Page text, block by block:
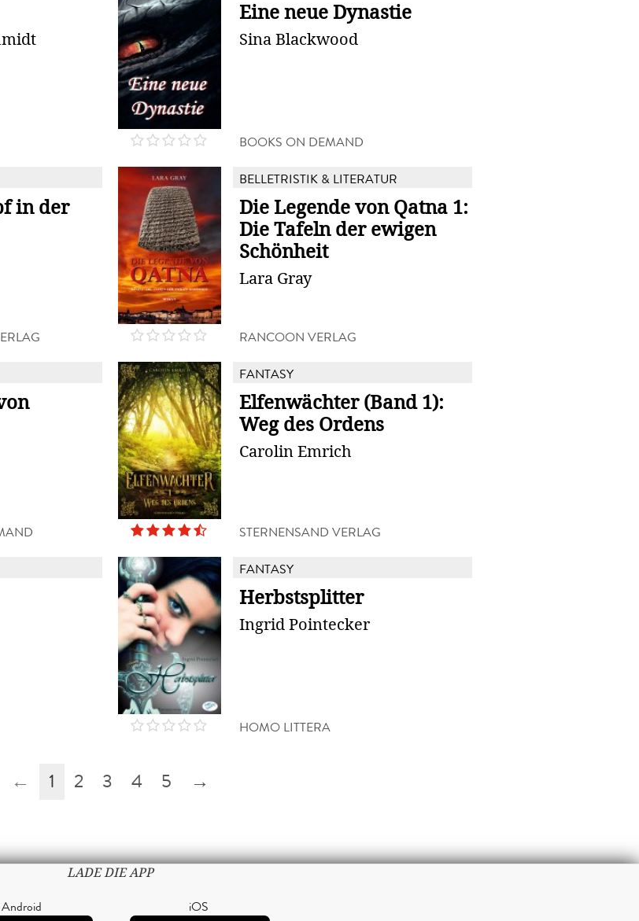
Eine neue Dynastie
Sina Blackwood
BOOKS ON DEMAND
in der
BELLETRISTIK & LITERATUR
Die Legende von Qatna 1:
Die Tafeln der ewigen
Schönheit
Lara Gray
RANCOON VERLAG
FANTASY
Elfenwächter (Band 1):
Weg des Ordens
Carolin Emrich
STERNENSAND VERLAG
FANTASY
Herbstsplitter
Ingrid Pointecker
HOMO LITTERA
← 1 2 3 4 5 →
LADE DIE APP
Android iOS